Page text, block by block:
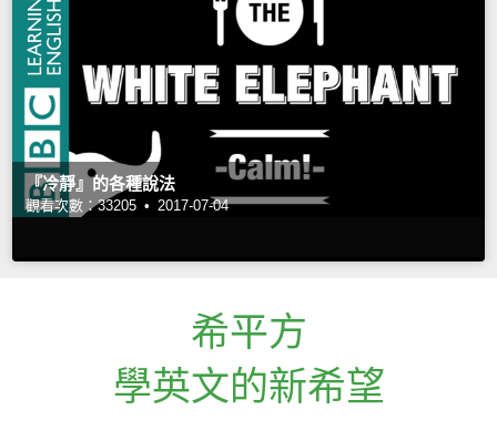
『冷靜』的各種說法
觀看次數：33205 • 2017-07-04
希平方
學英文的新希望